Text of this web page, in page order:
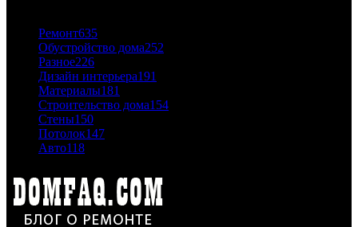
Ремонт635
Обустройство дома252
Разное226
Дизайн интерьера191
Материалы181
Строительство дома154
Стены150
Потолок147
Авто118